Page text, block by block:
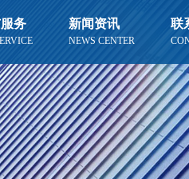
务 新闻资讯
NEWS CENTER
联